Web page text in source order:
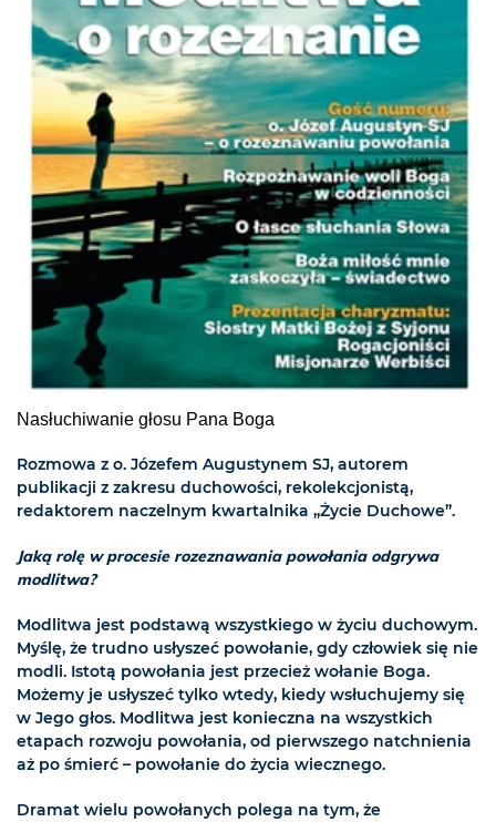
Nasłuchiwanie głosu Pana Boga
Rozmowa z o. Józefem Augustynem SJ, autorem
publikacji z zakresu duchowości, rekolekcjonistą,
redaktorem naczelnym kwartalnika „Życie Duchowe”.
Jaką rolę w procesie rozeznawania powołania odgrywa
modlitwa?
Modlitwa jest podstawą wszystkiego w życiu duchowym.
Myślę, że trudno usłyszeć powołanie, gdy człowiek się nie
modli. Istotą powołania jest przecież wołanie Boga.
Możemy je usłyszeć tylko wtedy, kiedy wsłuchujemy się
w Jego głos. Modlitwa jest konieczna na wszystkich
etapach rozwoju powołania, od pierwszego natchnienia
aż po śmierć – powołanie do życia wiecznego.
Dramat wielu powołanych polega na tym, że